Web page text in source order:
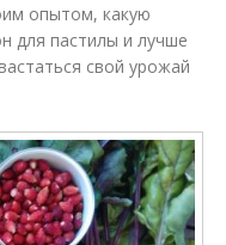
опытом, какую
для пастилы и лучше
свой урожай